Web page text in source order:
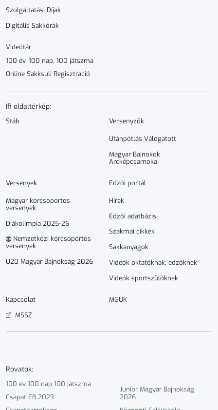
Szolgáltatási Díjak
Digitális Sakkórák
Videótár
100 év, 100 nap, 100 játszma
Online Sakksuli Regisztráció
Ifi oldaltérkép:
Stáb Versenyzők
Utánpótlás Válogatott
Magyar Bajnokok
Arcképcsarnoka
Versenyek
Magyar korcsoportos
versenyek
Diákolimpia 2025-26
Nemzetközi korcsoportos
versenyek
U20 Magyar Bajnokság 2026
Edzői portál
Hírek
Edzői adatbázis
Szakmai cikkek
Sakkanyagok
Videók oktatóknak, edzőknek
Videók sportszülőknek
Kapcsolat
MGUK
MSSZ
Rovatok:
100 év 100 nap 100 játszma
Csapat EB 2023
Junior Magyar Bajnokság
2026